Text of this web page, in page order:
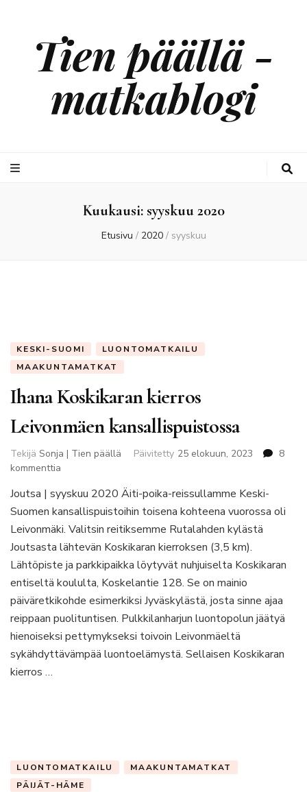
Tien päällä -
matkablogi
Kuukausi: syyskuu 2020
Etusivu / 2020 / syyskuu
KESKI-SUOMI
LUONTOMATKAILU
MAAKUNTAMATKAT
Ihana Koskikaran kierros
Leivonmäen kansallispuistossa
Tekijä Sonja | Tien päällä Päivitetty 25 elokuun, 2023
8
kommenttia
Koskikaran
kierros
Leivonmäen
Joutsa | syyskuu 2020 Äiti-poika-reissullamme Keski-
Suomen kansallispuistoihin toisena kohteena vuorossa oli
Leivonmäki. Valitsin reitiksemme Rutalahden kylästä
Joutsasta lähtevän Koskikaran kierroksen (3,5 km).
Lähtöpiste ja parkkipaikka löytyvät nuhjuiselta Koskikaran
entiseltä koululta, Koskelantie 128. Se on mainio
päiväretkikohde esimerkiksi Jyväskylästä, josta sinne ajaa
reippaan puolituntisen. Pulkkilanharjun luontopolun jäätyä
hienoiseksi pettymykseksi toivoin Leivonmäeltä
sykähdyttävämpää luontoelämystä. Sellaisen Koskikaran
kierros …
LUONTOMATKAILU
MAAKUNTAMATKAT
PÄIJÄT-HÄME